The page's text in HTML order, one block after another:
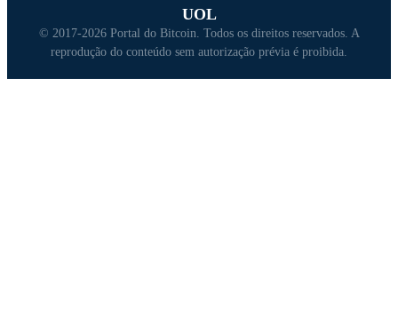
UOL
© 2017-2026 Portal do Bitcoin. Todos os direitos reservados. A
reprodução do conteúdo sem autorização prévia é proibida.